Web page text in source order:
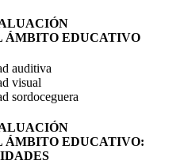
ÁMBITO EDUCATIVO
auditiva
visual
sordoceguera
ÁMBITO EDUCATIVO: